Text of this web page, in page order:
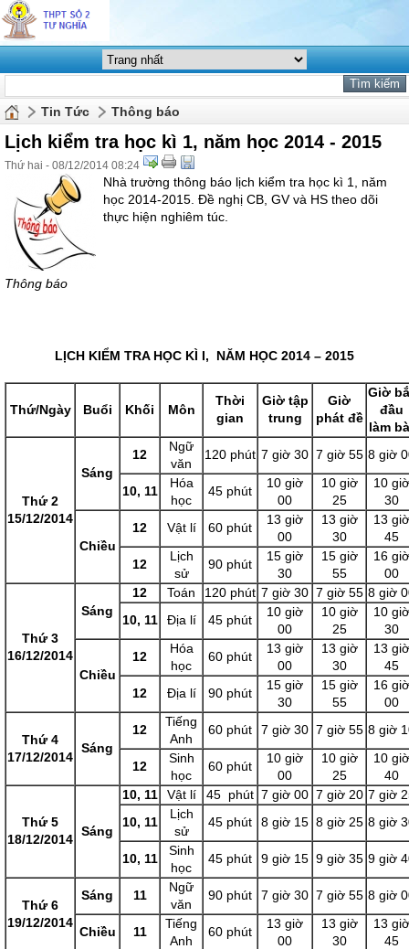
Tin Tức Thông báo
Lịch kiểm tra học kì 1, năm học 2014 - 2015
Thứ hai - 08/12/2014 08:24
Thông báo
Nhà trường thông báo lịch kiểm tra học kì 1, năm
học 2014-2015. Đề nghị CB, GV và HS theo dõi
thực hiện nghiêm túc.
LỊCH KIỂM TRA HỌC KÌ I, NĂM HỌC 2014 – 2015
Thứ/Ngày Buổi Khối Môn
Thời
gian
Giờ tập
trung
Giờ
phát đề
Giờ
đầu
làm
Thứ 2
15/12/2014
Sáng
12
Ngữ
văn
120 phút 7 giờ 30 7 giờ 55 8 giờ
10, 11
Hóa
học
45 phút
10 giờ
00
10 giờ
25
10 giờ
30
Chiều
12 Vật lí 60 phút
13 giờ
00
13 giờ
30
13 giờ
45
12
Lịch
sử
90 phút
15 giờ
30
15 giờ
55
16 giờ
00
Thứ 3
16/12/2014
Sáng
12 Toán 120 phút 7 giờ 30 7 giờ 55 8 giờ
10, 11
Địa lí 45 phút
10 giờ
00
10 giờ
25
10 giờ
30
Chiều
12
Hóa
học
60 phút
13 giờ
00
13 giờ
30
13 giờ
45
12
Địa lí 90 phút
15 giờ
30
15 giờ
55
16 giờ
00
Thứ 4
17/12/2014
Sáng
12
Tiếng
Anh
60 phút 7 giờ 30 7 giờ 55 8 giờ
12
Sinh
học
60 phút
10 giờ
00
10 giờ
25
10 giờ
40
Thứ 5
18/12/2014
Sáng
10, 11 Vật lí 45 phút 7 giờ 00 7 giờ 20 7 giờ
10, 11
Lịch
sử
45 phút 8 giờ 15 8 giờ 25 8 giờ
10, 11
Sinh
học
45 phút 9 giờ 15 9 giờ 35 9 giờ
Thứ 6
19/12/2014
Sáng 11
Ngữ
văn
90 phút 7 giờ 30 7 giờ 55 8 giờ
Chiều 11
Tiếng
Anh
60 phút
13 giờ
00
13 giờ
30
13 giờ
45